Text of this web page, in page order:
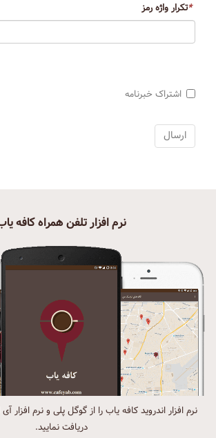
*تکرار واژه رمز
اشتراک خبرنامه
نرم افزار تلفن همراه کافه
نرم افزار اندروید کافه یاب را از گوگل پلی و نرم افزار
دریافت نمایید.